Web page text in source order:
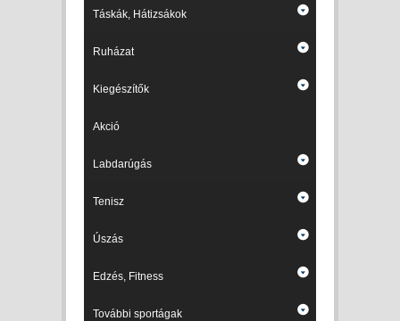
Táskák, Hátizsákok
Ruházat
Kiegészítők
Akció
Labdarúgás
Tenisz
Úszás
Edzés, Fitness
További sportágak